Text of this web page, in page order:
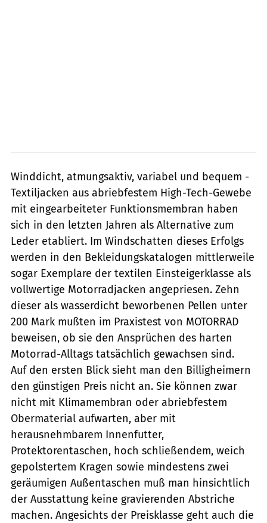
Winddicht, atmungsaktiv, variabel und bequem -
Textiljacken aus abriebfestem High-Tech-Gewebe
mit eingearbeiteter Funktionsmembran haben
sich in den letzten Jahren als Alternative zum
Leder etabliert. Im Windschatten dieses Erfolgs
werden in den Bekleidungskatalogen mittlerweile
sogar Exemplare der textilen Einsteigerklasse als
vollwertige Motorradjacken angepriesen. Zehn
dieser als wasserdicht beworbenen Pellen unter
200 Mark mußten im Praxistest von MOTORRAD
beweisen, ob sie den Ansprüchen des harten
Motorrad-Alltags tatsächlich gewachsen sind.
Auf den ersten Blick sieht man den Billigheimern
den günstigen Preis nicht an. Sie können zwar
nicht mit Klimamembran oder abriebfestem
Obermaterial aufwarten, aber mit
herausnehmbarem Innenfutter,
Protektorentaschen, hoch schließendem, weich
gepolstertem Kragen sowie mindestens zwei
geräumigen Außentaschen muß man hinsichtlich
der Ausstattung keine gravierenden Abstriche
machen. Angesichts der Preisklasse geht auch die